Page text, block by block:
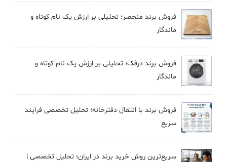
فروش برند منحصر؛ تحلیلی بر ارزش یک نام کوتاه و
ماندگار
فروش برند درفک؛ تحلیلی بر ارزش یک نام کوتاه و
ماندگار
فروش برند با انتقال دفترخانه؛ تحلیل تخصصی فرآیند
سریع
سریع‌ترین روش خرید برند در ایران؛ تحلیل تخصصی |